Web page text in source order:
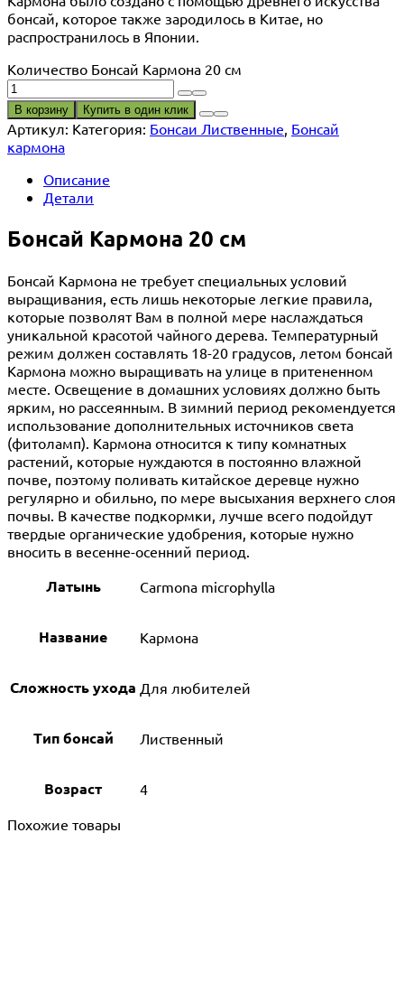
бонсай, которое также зародилось в Китае, но
распространилось в Японии.
Количество Бонсай Кармона 20 см
В корзину Купить в один клик
Артикул: Категория: Бонсаи Лиственные, Бонсай
кармона
Описание
Детали
Бонсай Кармона 20 см
Бонсай Кармона не требует специальных условий
выращивания, есть лишь некоторые легкие правила,
которые позволят Вам в полной мере наслаждаться
уникальной красотой чайного дерева. Температурный
режим должен составлять 18-20 градусов, летом бонсай
Кармона можно выращивать на улице в притененном
месте. Освещение в домашних условиях должно быть
ярким, но рассеянным. В зимний период рекомендуется
использование дополнительных источников света
(фитоламп). Кармона относится к типу комнатных
растений, которые нуждаются в постоянно влажной
почве, поэтому поливать китайское деревце нужно
регулярно и обильно, по мере высыхания верхнего слоя
почвы. В качестве подкормки, лучше всего подойдут
твердые органические удобрения, которые нужно
вносить в весенне-осенний период.
Латынь Carmona microphylla
Название Кармона
Сложность ухода Для любителей
Тип бонсай Лиственный
Возраст
4
Похожие товары